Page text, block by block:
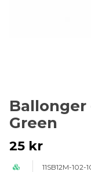
Ballonger
Green
25 kr
11SB12M-102-